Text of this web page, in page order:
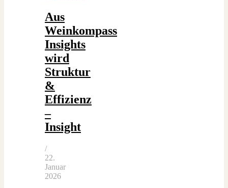
Aus
Weinkompass
Insights
wird
Struktur
&
Effizienz
–
Insight
/
22.
Januar
2026